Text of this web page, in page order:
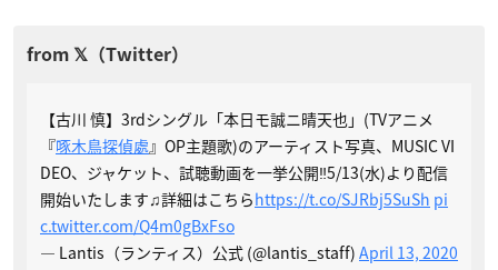
【古川 慎】3rdシングル「本日モ誠ニ晴天也」(TVアニメ
『啄木鳥探偵處』OP主題歌)のアーティスト写真、MUSIC VI
DEO、ジャケット、試聴動画を一挙公開‼️5/13(水)より配信
開始いたします♫詳細はこちらhttps://t.co/SJRbj5SuSh pi
c.twitter.com/Q4m0gBxFso
— Lantis（ランティス）公式 (@lantis_staff) April 13, 2020